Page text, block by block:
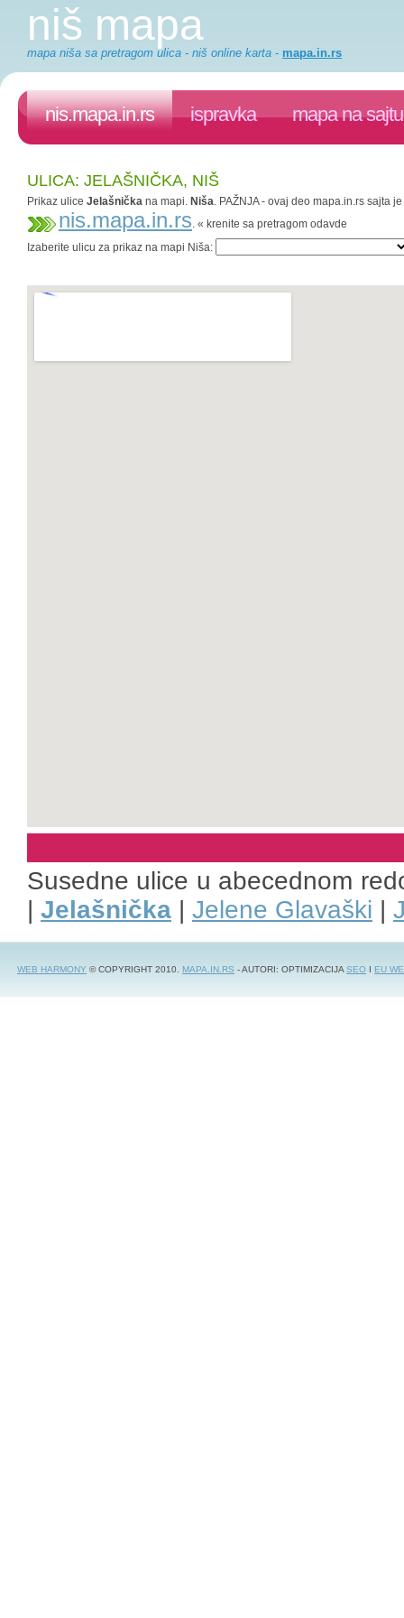
niš mapa
mapa niša sa pretragom ulica - niš online karta - mapa.in.rs
nis.mapa.in.rs ispravka mapa na sajtu
ULICA: JELAŠNIČKA, NIŠ
Prikaz ulice Jelašnička na mapi. Niša. PAŽNJA - ovaj deo mapa.in.rs sajta
nis.mapa.in.rs. « krenite sa pretragom odavde
Izaberite ulicu za prikaz na mapi Niša:
Susedne ulice u abecednom
| Jelašnička | Jelene Glavaški |
WEB HARMONY © COPYRIGHT 2010. MAPA.IN.RS - AUTORI: OPTIMIZACIJASEO I EU